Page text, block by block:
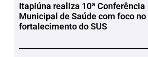
Itapiúna realiza 10ª Conferência
Municipal de Saúde com foco no
fortalecimento do SUS